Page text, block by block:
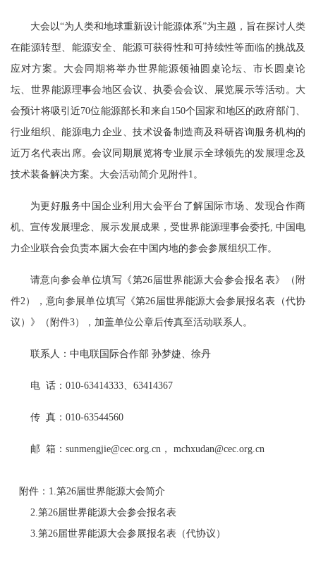
大会以“为人类和地球重新设计能源体系”为主题，旨在探讨人类
在能源转型、能源安全、能源可获得性和可持续性等面临的挑战及
应对方案。大会同期将举办世界能源领袖圆桌论坛、市长圆桌论
坛、世界能源理事会地区会议、执委会会议、展览展示等活动。大
会预计将吸引近70位能源部长和来自150个国家和地区的政府部门、
行业组织、能源电力企业、技术设备制造商及科研咨询服务机构的
近万名代表出席。会议同期展览将专业展示全球领先的发展理念及
技术装备解决方案。大会活动简介见附件1。
为更好服务中国企业利用大会平台了解国际市场、发现合作商
机、宣传发展理念、展示发展成果，受世界能源理事会委托, 中国电
力企业联合会负责本届大会在中国内地的参会参展组织工作。
请意向参会单位填写《第26届世界能源大会参会报名表》（附
件2），意向参展单位填写《第26届世界能源大会参展报名表（代协
议）》（附件3），加盖单位公章后传真至活动联系人。
联系人：中电联国际合作部 孙梦婕、徐丹
电 话：010-63414333、63414367
传 真：010-63544560
邮 箱：sunmengjie@cec.org.cn， mchxudan@cec.org.cn
附件：1.第26届世界能源大会简介
2.第26届世界能源大会参会报名表
3.第26届世界能源大会参展报名表（代协议）